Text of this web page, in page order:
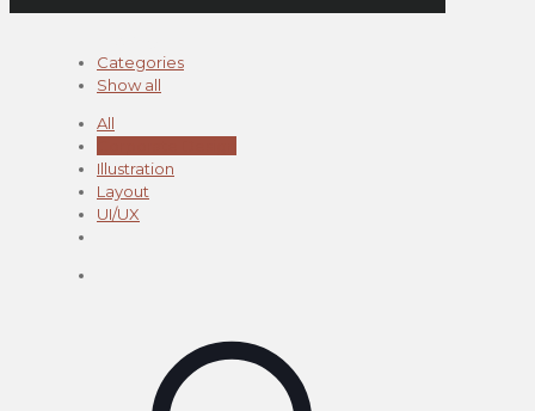
Categories
Show all
All
Illustration
Layout
UI/UX